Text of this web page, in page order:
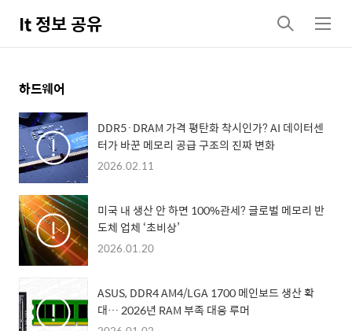
It 정보 공유
검
색
메
뉴
하드웨어
DDR5·DRAM 가격 평탄화 착시인가? AI 데이터센
터가 바꾼 메모리 공급 구조의 진짜 변화
2026.02.11
미국 내 생산 안 하면 100%관세? 글로벌 메모리 반
도체 업체 ‘초비상’
2026.01.20
ASUS, DDR4 AM4/LGA 1700 메인보드 생산 확
대… 2026년 RAM 부족 대응 루머